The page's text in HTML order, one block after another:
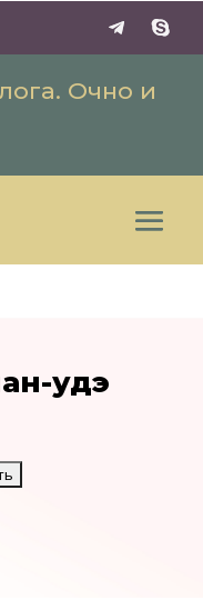
Очно и
удэ